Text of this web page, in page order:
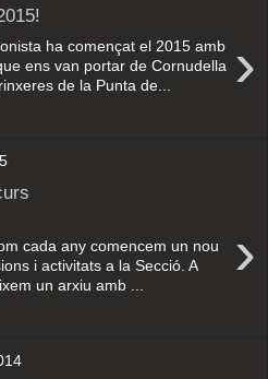
›
ha començat el 2015 amb
ens van portar de Cornudella
de la Punta de...
›
cada any comencem un nou
i activitats a la Secció. A
un arxiu amb ...